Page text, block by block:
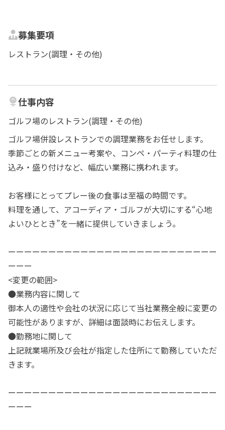
募集要項
レストラン(調理・その他)
仕事内容
ゴルフ場のレストラン(調理・その他)
ゴルフ場併設レストランでの調理業務をお任せします。
季節ごとの新メニュー考案や、コンペ・パーティ料理の仕
込み・盛り付けなど、幅広い業務に携われます。
お客様にとってプレー後の食事は至福の時間です。
料理を通して、アコーディア・ゴルフが大切にする“心地
よいひととき”を一緒に提供していきましょう。
ーーーーーーーーーーーーーーーーーーーーーーーーーー
ーーー
<変更の範囲>
●業務内容に関して
御本人の適性や会社の状況に応じて当社業務全般に変更の
可能性がありますが、詳細は面談時にお伝えします。
●勤務地に関して
上記就業場所及び会社が指定した住所にて勤務していただ
きます。
ーーーーーーーーーーーーーーーーーーーーーーーーーー
ーーー